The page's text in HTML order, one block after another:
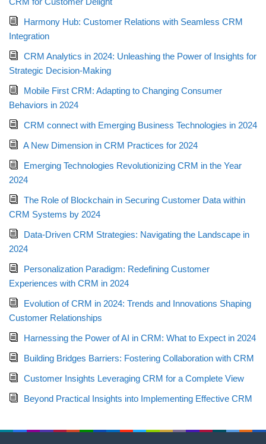
Harmony Hub: Customer Relations with Seamless CRM
Integration
CRM Analytics in 2024: Unleashing the Power of Insights for
Strategic Decision-Making
Mobile First CRM: Adapting to Changing Consumer
Behaviors in 2024
CRM connect with Emerging Business Technologies in 2024
A New Dimension in CRM Practices for 2024
Emerging Technologies Revolutionizing CRM in the Year
2024
The Role of Blockchain in Securing Customer Data within
CRM Systems by 2024
Data-Driven CRM Strategies: Navigating the Landscape in
2024
Personalization Paradigm: Redefining Customer
Experiences with CRM in 2024
Evolution of CRM in 2024: Trends and Innovations Shaping
Customer Relationships
Harnessing the Power of AI in CRM: What to Expect in 2024
Building Bridges Barriers: Fostering Collaboration with CRM
Customer Insights Leveraging CRM for a Complete View
Beyond Practical Insights into Implementing Effective CRM